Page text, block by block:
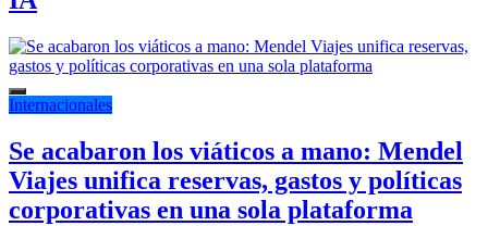
Internacionales
Se acabaron los viáticos a mano: Mendel
Viajes unifica reservas, gastos y políticas
corporativas en una sola plataforma